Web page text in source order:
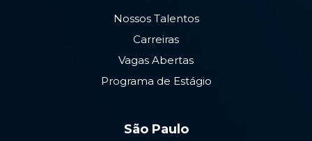
Nossos Talentos
Carreiras
Vagas Abertas
Programa de Estágio
São Paulo